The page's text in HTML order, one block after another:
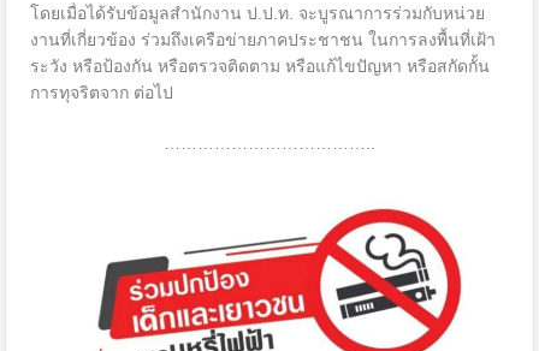
โดยเมื่อได้รับข้อมูลสำนักงาน ป.ป.ท. จะบูรณาการร่วมกับหน่วย
งานที่เกี่ยวข้อง ร่วมถึงเครือข่ายภาคประชาชน ในการลงพื้นที่เฝ้า
ระวัง หรือป้องกัน หรือตรวจติดตาม หรือแก้ไขปัญหา หรือสกัดกั้น
การทุจริตจาก ต่อไป